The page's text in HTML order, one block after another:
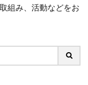
組み、活動などをお